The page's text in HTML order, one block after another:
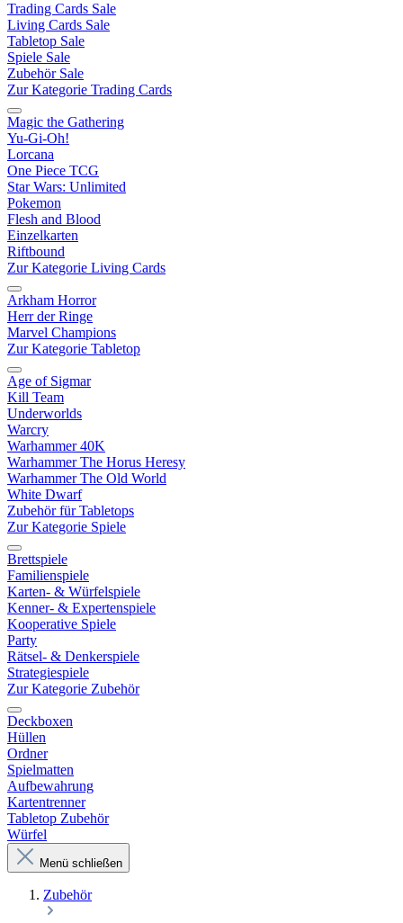
Trading Cards Sale
Living Cards Sale
Tabletop Sale
Spiele Sale
Zubehör Sale
Zur Kategorie Trading Cards
Magic the Gathering
Yu-Gi-Oh!
Lorcana
One Piece TCG
Star Wars: Unlimited
Pokemon
Flesh and Blood
Einzelkarten
Riftbound
Zur Kategorie Living Cards
Arkham Horror
Herr der Ringe
Marvel Champions
Zur Kategorie Tabletop
Age of Sigmar
Kill Team
Underworlds
Warcry
Warhammer 40K
Warhammer The Horus Heresy
Warhammer The Old World
White Dwarf
Zubehör für Tabletops
Zur Kategorie Spiele
Brettspiele
Familienspiele
Karten- & Würfelspiele
Kenner- & Expertenspiele
Kooperative Spiele
Party
Rätsel- & Denkerspiele
Strategiespiele
Zur Kategorie Zubehör
Deckboxen
Hüllen
Ordner
Spielmatten
Aufbewahrung
Kartentrenner
Tabletop Zubehör
Würfel
Menü schließen
Zubehör